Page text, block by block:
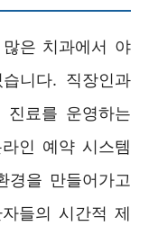
은 치과에서 야
니다. 직장인과
료를 운영하는
인 예약 시스템
경을 만들어가고
들의 시간적 제